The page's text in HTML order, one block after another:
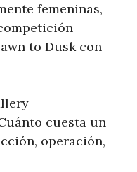
femeninas,
to Dusk con
cuesta un
operación,